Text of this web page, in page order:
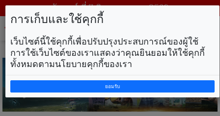
วันศุกร์ ที่ 7 สิงหาคม พ.ศ. 2569
การเก็บและใช้คุกกี้
เว็บไซต์นี้ใช้คุกกี้เพื่อปรับปรุงประสบการณ์ของผู้ใช้
การใช้เว็บไซต์ของเราแสดงว่าคุณยินยอมให้ใช้คุกกี้
ทั้งหมดตามนโยบายคุกกี้ของเรา
ยอมรับ